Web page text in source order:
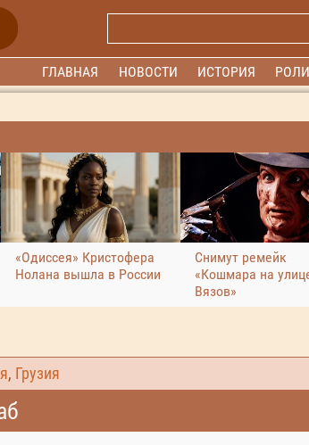
ГЛАВНАЯ НОВОСТИ ИСТОРИЯ
«Одиссея» Кристофера
Нолана вышла в России
Снимут ремейк
«Кошмара на
Вязов»
, Грузия